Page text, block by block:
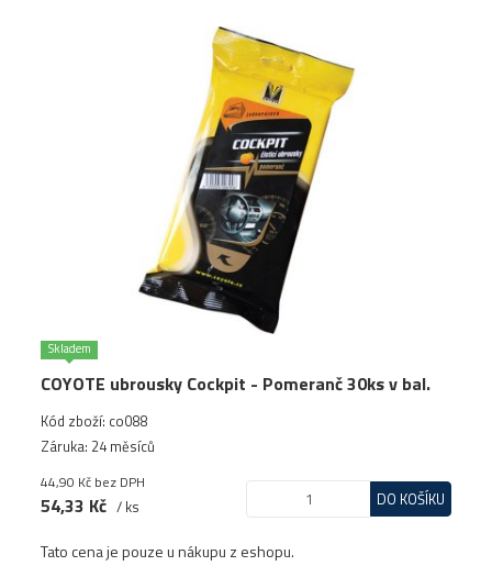
Skladem
COYOTE ubrousky Cockpit - Pomeranč 30ks v bal.
Kód zboží: co088
Záruka: 24 měsíců
44,90 Kč bez DPH
54,33 Kč / ks DO KOŠÍKU
Tato cena je pouze u nákupu z eshopu.